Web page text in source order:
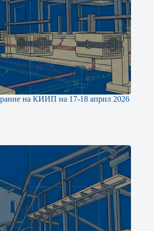
на КИИП на 17-18 април 2026